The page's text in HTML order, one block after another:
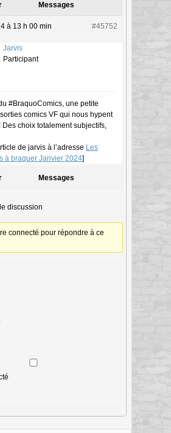
Messages
à 13 h 00 min #45752
Jarvis
Participant
#BraquoComics, une petite
comics VF qui nous hypent
Des choix totalement subjectifs,
de jarvis à l’adresse Les
à braquer Janvier 2024]
Messages
discussion
connecté pour répondre à ce